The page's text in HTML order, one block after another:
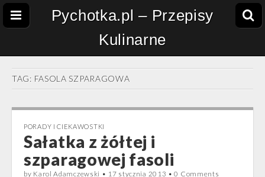
Pychotka.pl – Przepisy
Kulinarne
TAG: FASOLA SZPARAGOWA
PORADY I CIEKAWOSTKI
Sałatka z żółtej i
szparagowej fasoli
by Karol Adamczewski • 17 stycznia 2013 •0 Comments